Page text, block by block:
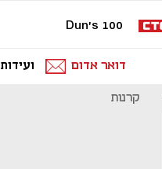
Dun's 100
דואר אדום ועידות
קרנות